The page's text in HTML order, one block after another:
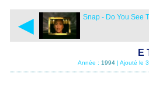
◄ Snap - Do You See
E
Année : 1994 | Ajouté le